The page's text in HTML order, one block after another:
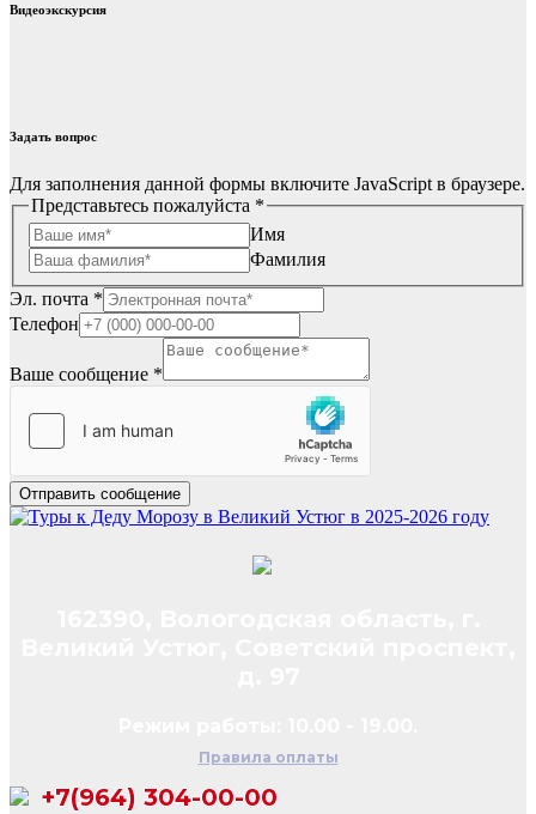
Видеоэкскурсия
Задать вопрос
Для заполнения данной формы включите JavaScript в браузере.
Представьтесь пожалуйста *
Имя
Фамилия
Эл. почта *
Телефон
Ваше сообщение *
Отправить сообщение
Правила оплаты
+7(964) 304-00-00